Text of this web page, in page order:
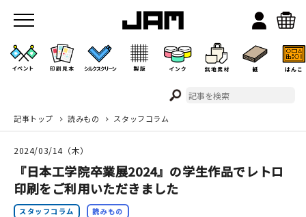
JAMのこと
お店/ワークスペース
記事トップ 読みもの スタッフコラム
2024/03/14（木）
『日本工学院卒業展2024』の学生作品でレトロ
印刷をご利用いただきました
スタッフコラム 読みもの